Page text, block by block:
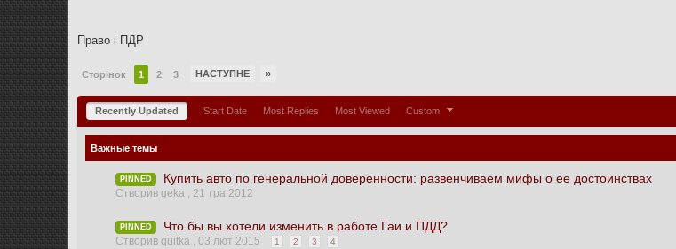
Право і ПДР
Сторінок 1 2 3 НАСТУПНЕ »
Recently Updated Start Date Most Replies Most Viewed Custom
Важные темы
PINNED Купить авто по генеральной доверенности: развенчиваем мифы о ее достоинствах
Створив geka , 21 тра 2012
PINNED Что бы вы хотели изменить в работе Гаи и ПДД?
Створив quitka ,03 лют 2015 1 2 3 4